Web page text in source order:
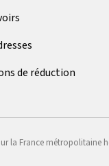
de réduction
la France métropolitaine